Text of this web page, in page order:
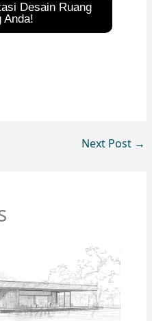
Desain Ruang
Anda!
Next Post →